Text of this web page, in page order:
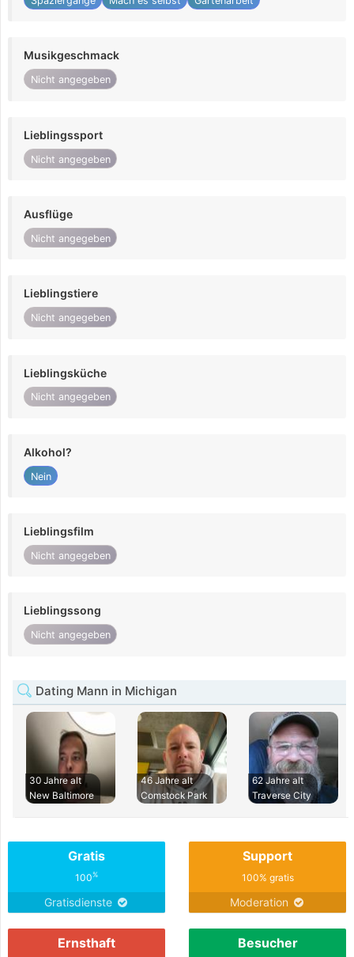
Musikgeschmack
Nicht angegeben
Lieblingssport
Nicht angegeben
Ausflüge
Nicht angegeben
Lieblingstiere
Nicht angegeben
Lieblingsküche
Nicht angegeben
Alkohol?
Nein
Lieblingsfilm
Nicht angegeben
Lieblingssong
Nicht angegeben
Dating Mann in Michigan
30 Jahre alt
New Baltimore
46 Jahre alt
Comstock Park
62 Jahre alt
Traverse City
Gratis
100%
Gratisdienste
Support
100% gratis
Moderation
Ernsthaft Besucher